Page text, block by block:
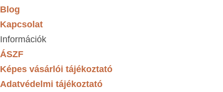
Blog
Kapcsolat
Információk
ÁSZF
Képes vásárlói tájékoztató
Adatvédelmi tájékoztató